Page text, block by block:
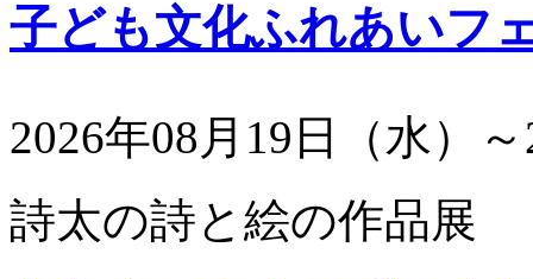
子ども文化ふれあいフ
2026年08月19日（水）
詩太の詩と絵の作品展